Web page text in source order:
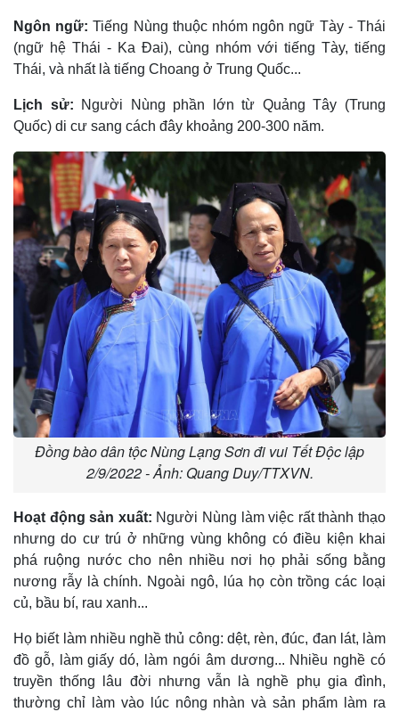
Ngôn ngữ: Tiếng Nùng thuộc nhóm ngôn ngữ Tày - Thái
(ngữ hệ Thái - Ka Ðai), cùng nhóm với tiếng Tày, tiếng
Thái, và nhất là tiếng Choang ở Trung Quốc...
Lịch sử:
Người Nùng phần lớn từ Quảng Tây (Trung
Quốc) di cư sang cách đây khoảng 200-300 năm.
Đồng bào dân tộc Nùng Lạng Sơn đi vui Tết Độc lập
2/9/2022 - Ảnh: Quang Duy/TTXVN.
Hoạt động sản xuất: Người Nùng làm việc rất thành thạo
nhưng do cư trú ở những vùng không có điều kiện khai
phá ruộng nước cho nên nhiều nơi họ phải sống bằng
nương rẫy là chính. Ngoài ngô, lúa họ còn trồng các loại
củ, bầu bí, rau xanh...
Họ biết làm nhiều nghề thủ công: dệt, rèn, đúc, đan lát, làm
đồ gỗ, làm giấy dó, làm ngói âm dương... Nhiều nghề có
truyền thống lâu đời nhưng vẫn là nghề phụ gia đình,
thường chỉ làm vào lúc nông nhàn và sản phẩm làm ra